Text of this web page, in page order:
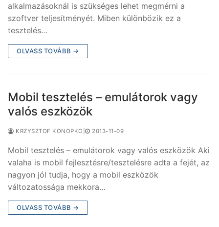
alkalmazásoknál is szükséges lehet megmérni a
szoftver teljesítményét. Miben különbözik ez a
tesztelés…
OLVASS TOVÁBB →
Mobil tesztelés – emulátorok vagy
valós eszközök
KRZYSZTOF KONOPKO 2013-11-09
Mobil tesztelés – emulátorok vagy valós eszközök Aki
valaha is mobil fejlesztésre/tesztelésre adta a fejét, az
nagyon jól tudja, hogy a mobil eszközök
változatossága mekkora…
OLVASS TOVÁBB →